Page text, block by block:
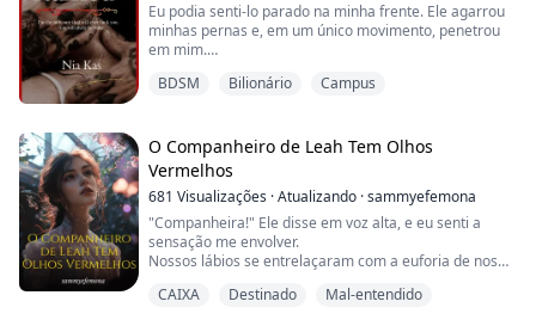
Eu podia senti-lo parado na minha frente. Ele agarrou
minhas pernas e, em um único movimento, penetrou
em mim.
“Você precisa aprender a ser obediente”, ele disse
“Asher, por favor, é demais”.
“Não. Se eu realmente quisesse te punir, eu te daria
tudo de mim”, ele diss...
BDSM Bilionário Campus
O Companheiro de Leah Tem Olhos
Vermelhos
681 Visualizações ·Atualizando ·sammyefemona
"Companheira!" Ele disse em voz alta, e eu senti a
sensação me envolver.
Nossos lábios se entrelaçaram com a euforia de nos
seu corpo como se quisesse que eu entrasse nele.
CAIXA Destinado Mal-entendido